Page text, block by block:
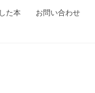
た本 お問い合わせ